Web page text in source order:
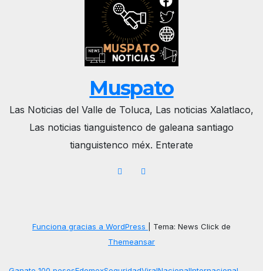
Muspato
Las Noticias del Valle de Toluca, Las noticias Xalatlaco,
Las noticias tianguistenco de galeana santiago
tianguistenco méx. Enterate
Funciona gracias a WordPress
Tema: News Click de
Themeansar